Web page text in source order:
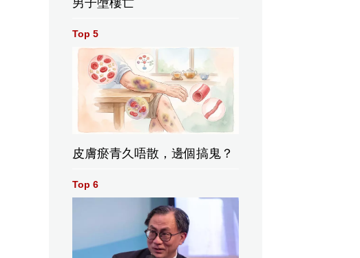
男子墮樓亡
Top 5
皮膚瘀青久唔散，邊個搞鬼？
Top 6